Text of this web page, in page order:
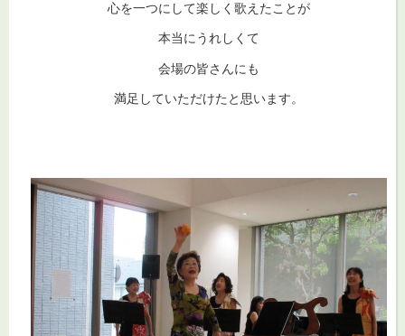
心を一つにして楽しく歌えたことが
本当にうれしくて
会場の皆さんにも
満足していただけたと思います。